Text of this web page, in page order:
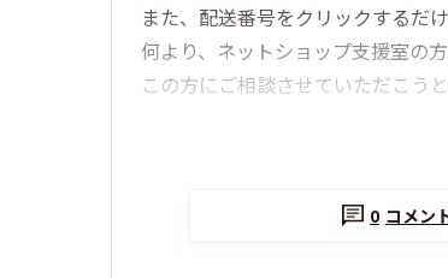
また、配送番号をクリックするだ
何より、ネットショップ支援室の
この方にご相談させていただこう
0 コメン